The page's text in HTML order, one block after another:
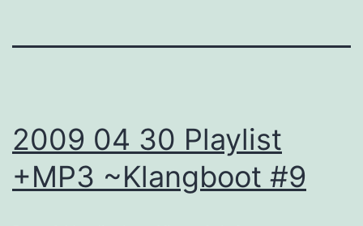
2009 04 30 Playlist
+MP3 ~Klangboot #9